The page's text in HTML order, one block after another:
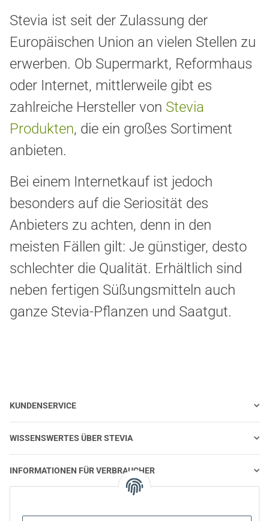
Stevia ist seit der Zulassung der
Europäischen Union an vielen Stellen zu
erwerben. Ob Supermarkt, Reformhaus
oder Internet, mittlerweile gibt es
zahlreiche Hersteller von Stevia
Produkten, die ein großes Sortiment
anbieten.
Bei einem Internetkauf ist jedoch
besonders auf die Seriosität des
Anbieters zu achten, denn in den
meisten Fällen gilt: Je günstiger, desto
schlechter die Qualität. Erhältlich sind
neben fertigen Süßungsmitteln auch
ganze Stevia-Pflanzen und Saatgut.
KUNDENSERVICE
WISSENSWERTES ÜBER STEVIA
INFORMATIONEN FÜR VERBRAUCHER